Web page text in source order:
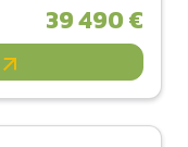
39 490 €